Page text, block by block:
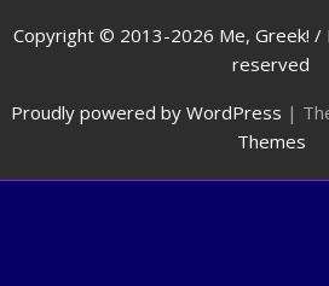
Copyright © 2013-2026 Me, Greek! /
reserved
Proudly powered by WordPress |
Themes